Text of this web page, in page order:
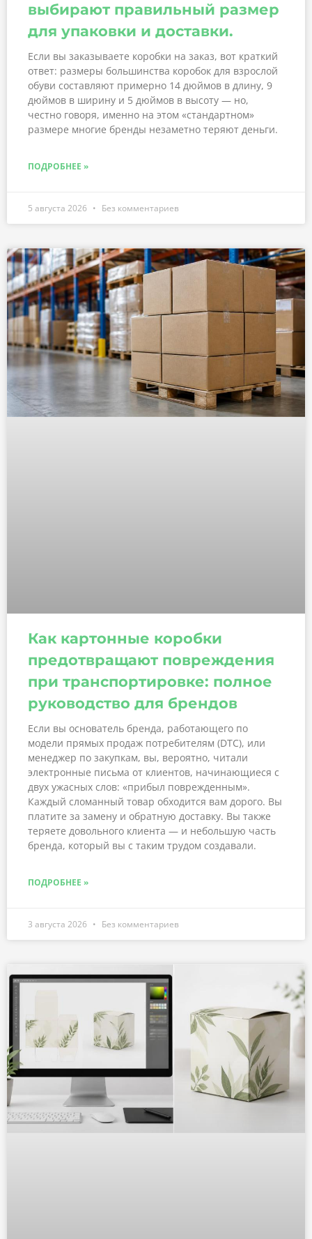
выбирают правильный размер
для упаковки и доставки.
Если вы заказываете коробки на заказ, вот краткий
ответ: размеры большинства коробок для взрослой
обуви составляют примерно 14 дюймов в длину, 9
дюймов в ширину и 5 дюймов в высоту — но,
честно говоря, именно на этом «стандартном»
размере многие бренды незаметно теряют деньги.
ПОДРОБНЕЕ »
5 августа 2026 Без комментариев
Как картонные коробки
предотвращают повреждения
при транспортировке: полное
руководство для брендов
Если вы основатель бренда, работающего по
модели прямых продаж потребителям (DTC), или
менеджер по закупкам, вы, вероятно, читали
электронные письма от клиентов, начинающиеся с
двух ужасных слов: «прибыл поврежденным».
Каждый сломанный товар обходится вам дорого. Вы
платите за замену и обратную доставку. Вы также
теряете довольного клиента — и небольшую часть
бренда, который вы с таким трудом создавали.
ПОДРОБНЕЕ »
3 августа 2026 Без комментариев